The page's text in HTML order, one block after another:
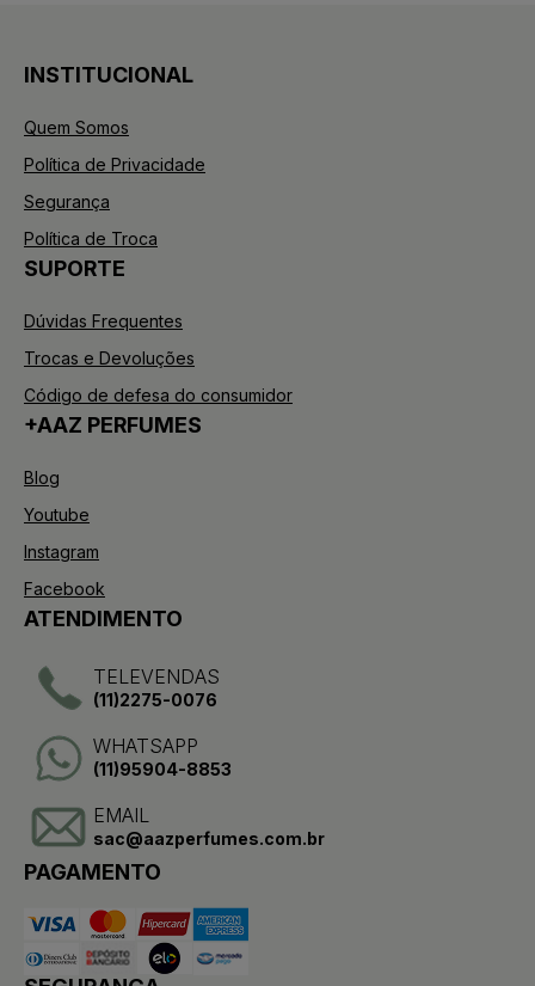
INSTITUCIONAL
Quem Somos
Política de Privacidade
Segurança
Política de Troca
SUPORTE
Dúvidas Frequentes
Trocas e Devoluções
Código de defesa do consumidor
+AAZ PERFUMES
Blog
Youtube
Instagram
Facebook
ATENDIMENTO
TELEVENDAS
(11)2275-0076
WHATSAPP
(11)95904-8853
EMAIL
sac@aazperfumes.com.br
PAGAMENTO